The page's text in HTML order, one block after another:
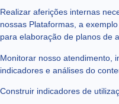
Realizar aferições internas
nossas Plataformas, a
para elaboração de planos de
Monitorar nosso atendimento,
indicadores e análises do
Construir indicadores de